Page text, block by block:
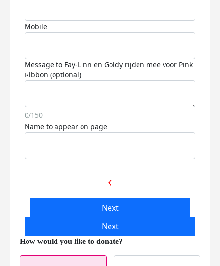
Mobile
Message to Fay-Linn en Goldy rijden mee voor Pink
Ribbon (optional)
0/150
Name to appear on page
chevron_left
Next
Next